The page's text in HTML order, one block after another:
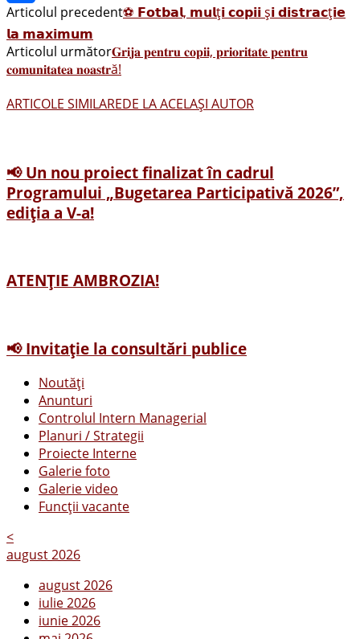
Share
Articolul precedent⚽️ 𝗙𝗼𝘁𝗯𝗮𝗹, 𝗺𝘂𝗹ț𝗶 𝗰𝗼𝗽𝗶𝗶 ș𝗶 𝗱𝗶𝘀𝘁𝗿𝗮𝗰ț𝗶𝗲
𝗹𝗮 𝗺𝗮𝘅𝗶𝗺𝘂𝗺
Articolul următor𝐆𝐫𝐢𝐣𝐚 𝐩𝐞𝐧𝐭𝐫𝐮 𝐜𝐨𝐩𝐢𝐢, 𝐩𝐫𝐢𝐨𝐫𝐢𝐭𝐚𝐭𝐞 𝐩𝐞𝐧𝐭𝐫𝐮
𝐜𝐨𝐦𝐮𝐧𝐢𝐭𝐚𝐭𝐞𝐚 𝐧𝐨𝐚𝐬𝐭𝐫ă!
ARTICOLE SIMILAREDE LA ACELAȘI AUTOR
📢 Un nou proiect finalizat în cadrul
Programului „Bugetarea Participativă 2026”,
ediția a V-a!
ATENȚIE AMBROZIA!
📢 Invitație la consultări publice
Noutăți
Anunturi
Controlul Intern Managerial
Planuri / Strategii
Proiecte Interne
Galerie foto
Galerie video
Funcții vacante
<
august 2026
august 2026
iulie 2026
iunie 2026